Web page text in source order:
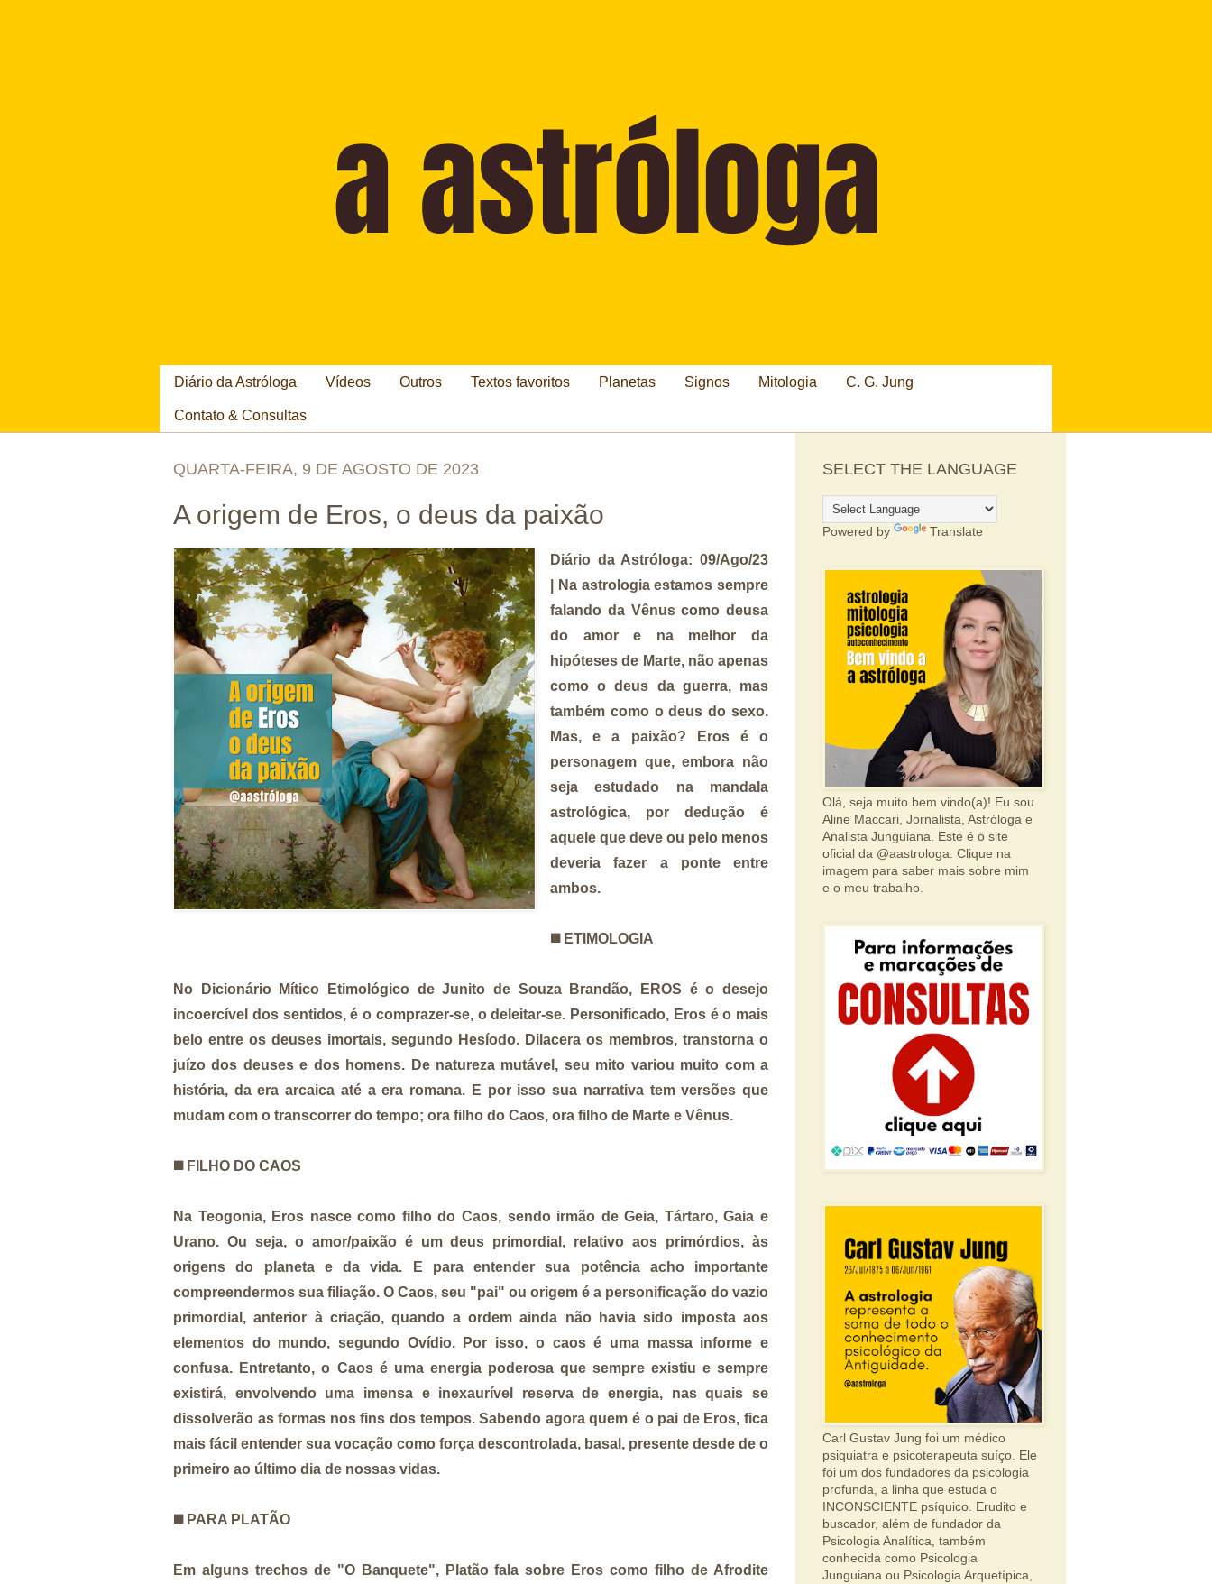
Diário da Astróloga Vídeos Outros Textos favoritos Planetas Signos Mitologia C. G. Jung
Contato & Consultas
QUARTA-FEIRA, 9 DE AGOSTO DE 2023
A origem de Eros, o deus da paixão
Diário da Astróloga: 09/Ago/23
| Na astrologia estamos sempre
falando da Vênus como deusa
do amor e na melhor da
hipóteses de Marte, não apenas
como o deus da guerra, mas
também como o deus do sexo.
Mas, e a paixão? Eros é o
personagem que, embora não
seja estudado na mandala
astrológica, por dedução é
aquele que deve ou pelo menos
deveria fazer a ponte entre
ambos.
◼️ ETIMOLOGIA
No Dicionário Mítico Etimológico de Junito de Souza Brandão, EROS é o desejo
incoercível dos sentidos, é o comprazer-se, o deleitar-se. Personificado, Eros é o mais
belo entre os deuses imortais, segundo Hesíodo. Dilacera os membros, transtorna o
juízo dos deuses e dos homens. De natureza mutável, seu mito variou muito com a
história, da era arcaica até a era romana. E por isso sua narrativa tem versões que
mudam com o transcorrer do tempo; ora filho do Caos, ora filho de Marte e Vênus.
◼️ FILHO DO CAOS
Na Teogonia, Eros nasce como filho do Caos, sendo irmão de Geia, Tártaro, Gaia e
Urano. Ou seja, o amor/paixão é um deus primordial, relativo aos primórdios, às
origens do planeta e da vida. E para entender sua potência acho importante
compreendermos sua filiação. O Caos, seu "pai" ou origem é a personificação do vazio
primordial, anterior à criação, quando a ordem ainda não havia sido imposta aos
elementos do mundo, segundo Ovídio. Por isso, o caos é uma massa informe e
confusa. Entretanto, o Caos é uma energia poderosa que sempre existiu e sempre
existirá, envolvendo uma imensa e inexaurível reserva de energia, nas quais se
dissolverão as formas nos fins dos tempos. Sabendo agora quem é o pai de Eros, fica
mais fácil entender sua vocação como força descontrolada, basal, presente desde de o
primeiro ao último dia de nossas vidas.
◼️ PARA PLATÃO
Em alguns trechos de "O Banquete", Platão fala sobre Eros como filho de Afrodite
SELECT THE LANGUAGE
Powered by Translate
Olá, seja muito bem vindo(a)! Eu sou
Aline Maccari, Jornalista, Astróloga e
Analista Junguiana. Este é o site
oficial da @aastrologa. Clique na
imagem para saber mais sobre mim
e o meu trabalho.
Carl Gustav Jung foi um médico
psiquiatra e psicoterapeuta suíço. Ele
foi um dos fundadores da psicologia
profunda, a linha que estuda o
INCONSCIENTE psíquico. Erudito e
buscador, além de fundador da
Psicologia Analítica, também
conhecida como Psicologia
Junguiana ou Psicologia Arquetípica,